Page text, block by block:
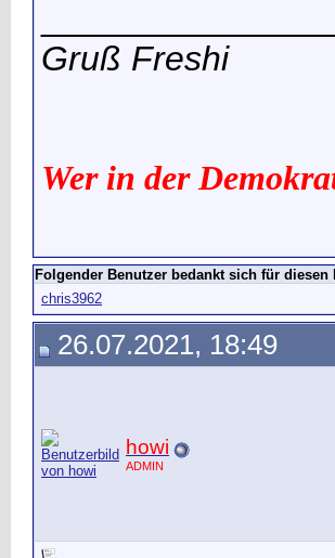
Gruß Freshi
Wer in der
Folgender Benutzer bedankt sich für diesen
chris3962
26.07.2021, 18:49
howi
ADMIN